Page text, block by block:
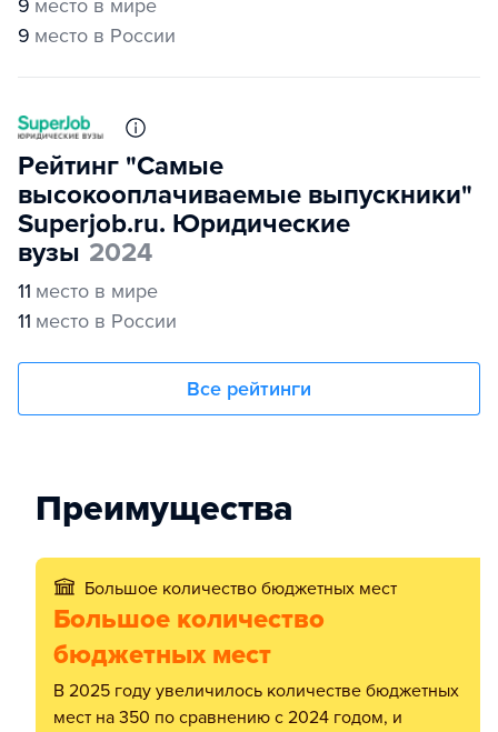
9 место в мире
9 место в России
Рейтинг "Самые
высокооплачиваемые выпускники"
Superjob.ru. Юридические
вузы 2024
11 место в мире
11 место в России
Все рейтинги
Преимущества
Большое количество бюджетных мест
Большое количество
бюджетных мест
В 2025 году увеличилось количестве бюджетных
мест на 350 по сравнению с 2024 годом, и